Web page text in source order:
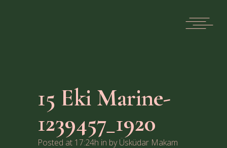
15 Eki Marine-
1239457_1920
Posted at 17:24h in byÜsküdar Makam